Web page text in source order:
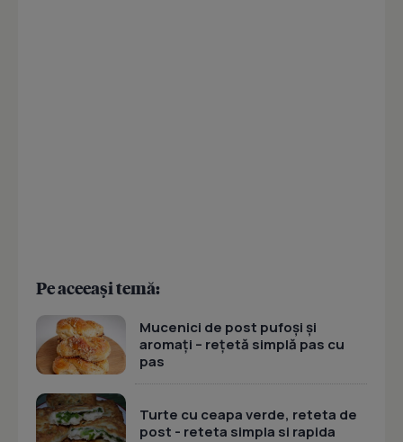
Pe aceeași temă:
Mucenici de post pufoși și
aromați – rețetă simplă pas cu
pas
Turte cu ceapa verde, reteta de
post - reteta simpla si rapida